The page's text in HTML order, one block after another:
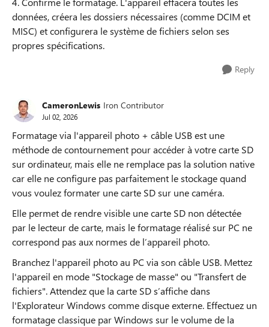
données, créera les dossiers nécessaires (comme DCIM et
MISC) et configurera le système de fichiers selon ses
propres spécifications.
Reply
CameronLewis Iron Contributor
Jul 02, 2026
Formatage via l'appareil photo + câble USB est une
méthode de contournement pour accéder à votre carte SD
sur ordinateur, mais elle ne remplace pas la solution native
car elle ne configure pas parfaitement le stockage quand
vous voulez formater une carte SD sur une caméra.
Elle permet de rendre visible une carte SD non détectée
par le lecteur de carte, mais le formatage réalisé sur PC ne
correspond pas aux normes de l’appareil photo.
Branchez l'appareil photo au PC via son câble USB. Mettez
l'appareil en mode "Stockage de masse" ou "Transfert de
fichiers". Attendez que la carte SD s’affiche dans
l'Explorateur Windows comme disque externe. Effectuez un
formatage classique par Windows sur le volume de la